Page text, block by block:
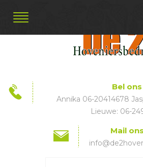
Bel ons
Annika 06-20414678
Lieuwe: 06-
Mail ons